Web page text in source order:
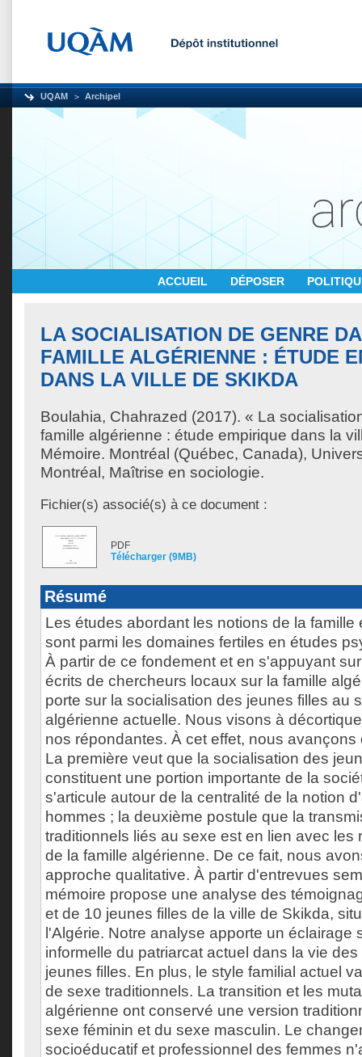
UQAM Archipel
ACCUEIL DÉPOSER
LA SOCIALISATION DE GENRE
FAMILLE ALGÉRIENNE : ÉTUDE
DANS LA VILLE DE SKIKDA
Boulahia, Chahrazed (2017). « La
famille algérienne : étude empirique dans la
Mémoire. Montréal (Québec, Canada),
Montréal, Maîtrise en sociologie.
Fichier(s) associé(s) à ce document :
PDF
Télécharger (9MB)
Résumé
Les études abordant les notions de la famille
sont parmi les domaines fertiles en études
À partir de ce fondement et en s'appuyant
écrits de chercheurs locaux sur la famille
porte sur la socialisation des jeunes filles au
algérienne actuelle. Nous visons à
nos répondantes. À cet effet, nous
La première veut que la socialisation des
constituent une portion importante de la
s'articule autour de la centralité de la notion
hommes ; la deuxième postule que la
traditionnels liés au sexe est en lien avec les
de la famille algérienne. De ce fait, nous
approche qualitative. À partir d'entrevues
mémoire propose une analyse des
et de 10 jeunes filles de la ville de Skikda,
l'Algérie. Notre analyse apporte un éclairage
informelle du patriarcat actuel dans la vie
jeunes filles. En plus, le style familial actuel
de sexe traditionnels. La transition et les
algérienne ont conservé une version
sexe féminin et du sexe masculin. Le
socioéducatif et professionnel des femmes